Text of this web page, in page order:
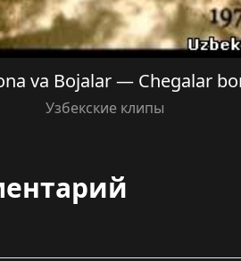
va Bojalar — Chegalar
Узбекские клипы